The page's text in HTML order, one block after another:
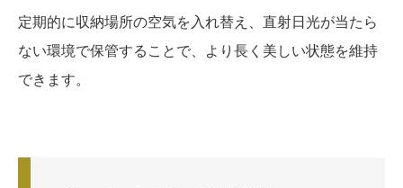
定期的に収納場所の空気を入れ替え、直射日光が当たら
ない環境で保管することで、より長く美しい状態を維持
できます。